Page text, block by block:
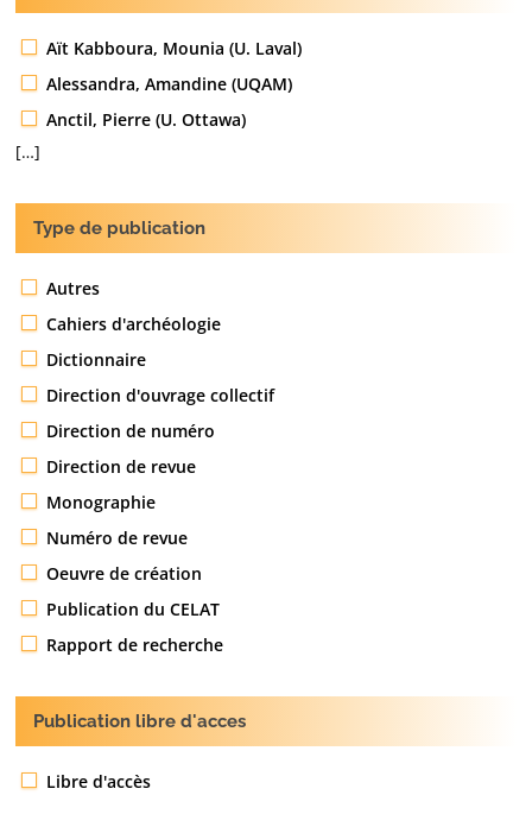
Aït Kabboura, Mounia (U. Laval)
Alessandra, Amandine (UQAM)
Anctil, Pierre (U. Ottawa)
[…]
Type de publication
Autres
Cahiers d'archéologie
Dictionnaire
Direction d'ouvrage collectif
Direction de numéro
Direction de revue
Monographie
Numéro de revue
Oeuvre de création
Publication du CELAT
Rapport de recherche
Publication libre d'acces
Libre d'accès